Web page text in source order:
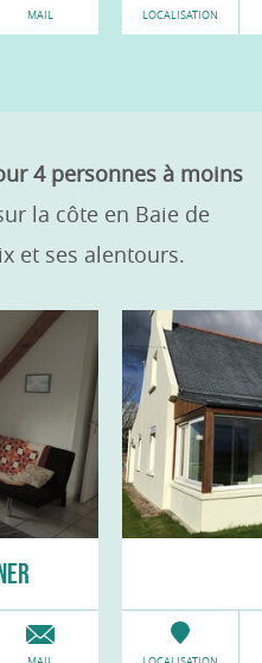
MAIL LOCALISATION
4 personnes à moins
la côte en Baie de
et ses alentours.